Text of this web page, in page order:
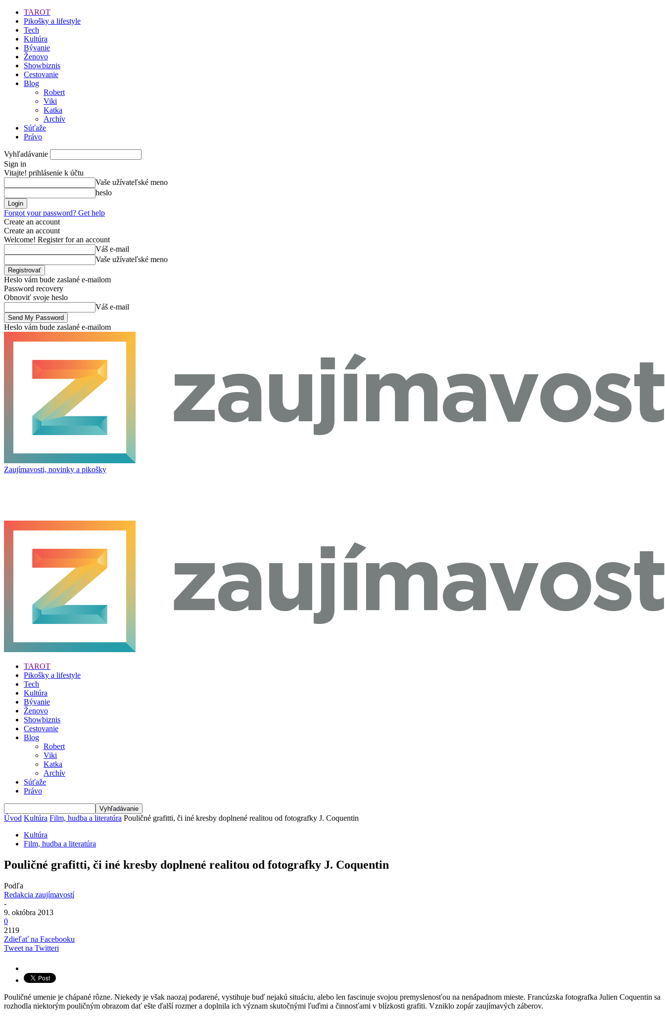
TAROT
Pikošky a lifestyle
Tech
Kultúra
Bývanie
Ženovo
Showbiznis
Cestovanie
Blog
Robert
Viki
Katka
Archív
Súťaže
Právo
Vyhľadávanie
Sign in
Vitajte! prihlásenie k účtu
Vaše užívateľské meno
heslo
Forgot your password? Get help
Create an account
Create an account
Welcome! Register for an account
Váš e-mail
Vaše užívateľské meno
Heslo vám bude zaslané e-mailom
Password recovery
Obnoviť svoje heslo
Váš e-mail
Heslo vám bude zaslané e-mailom
Zaujímavosti, novinky a pikošky
TAROT
Pikošky a lifestyle
Tech
Kultúra
Bývanie
Ženovo
Showbiznis
Cestovanie
Blog
Robert
Viki
Katka
Archív
Súťaže
Právo
Úvod Kultúra Film, hudba a literatúra Pouličné grafitti, či iné kresby doplnené realitou od fotografky J. Coquentin
Kultúra
Film, hudba a literatúra
Pouličné grafitti, či iné kresby doplnené realitou od fotografky J. Coquentin
Podľa
Redakcia zaujímavostí
-
9. októbra 2013
0
2119
Zdieľať na Facebooku
Tweet na Twitteri
Pouličné umenie je chápané rôzne. Niekedy je však naozaj podarené, vystihuje buď nejakú situáciu, alebo len fascinuje svojou premyslenosťou na nenápadnom mieste. Francúzska fotografka Julien Coquentin sa
rozhodla niektorým pouličným obrazom dať ešte ďalší rozmer a doplnila ich význam skutočnými ľuďmi a činnosťami v blízkosti grafiti. Vzniklo zopár zaujímavých záberov.